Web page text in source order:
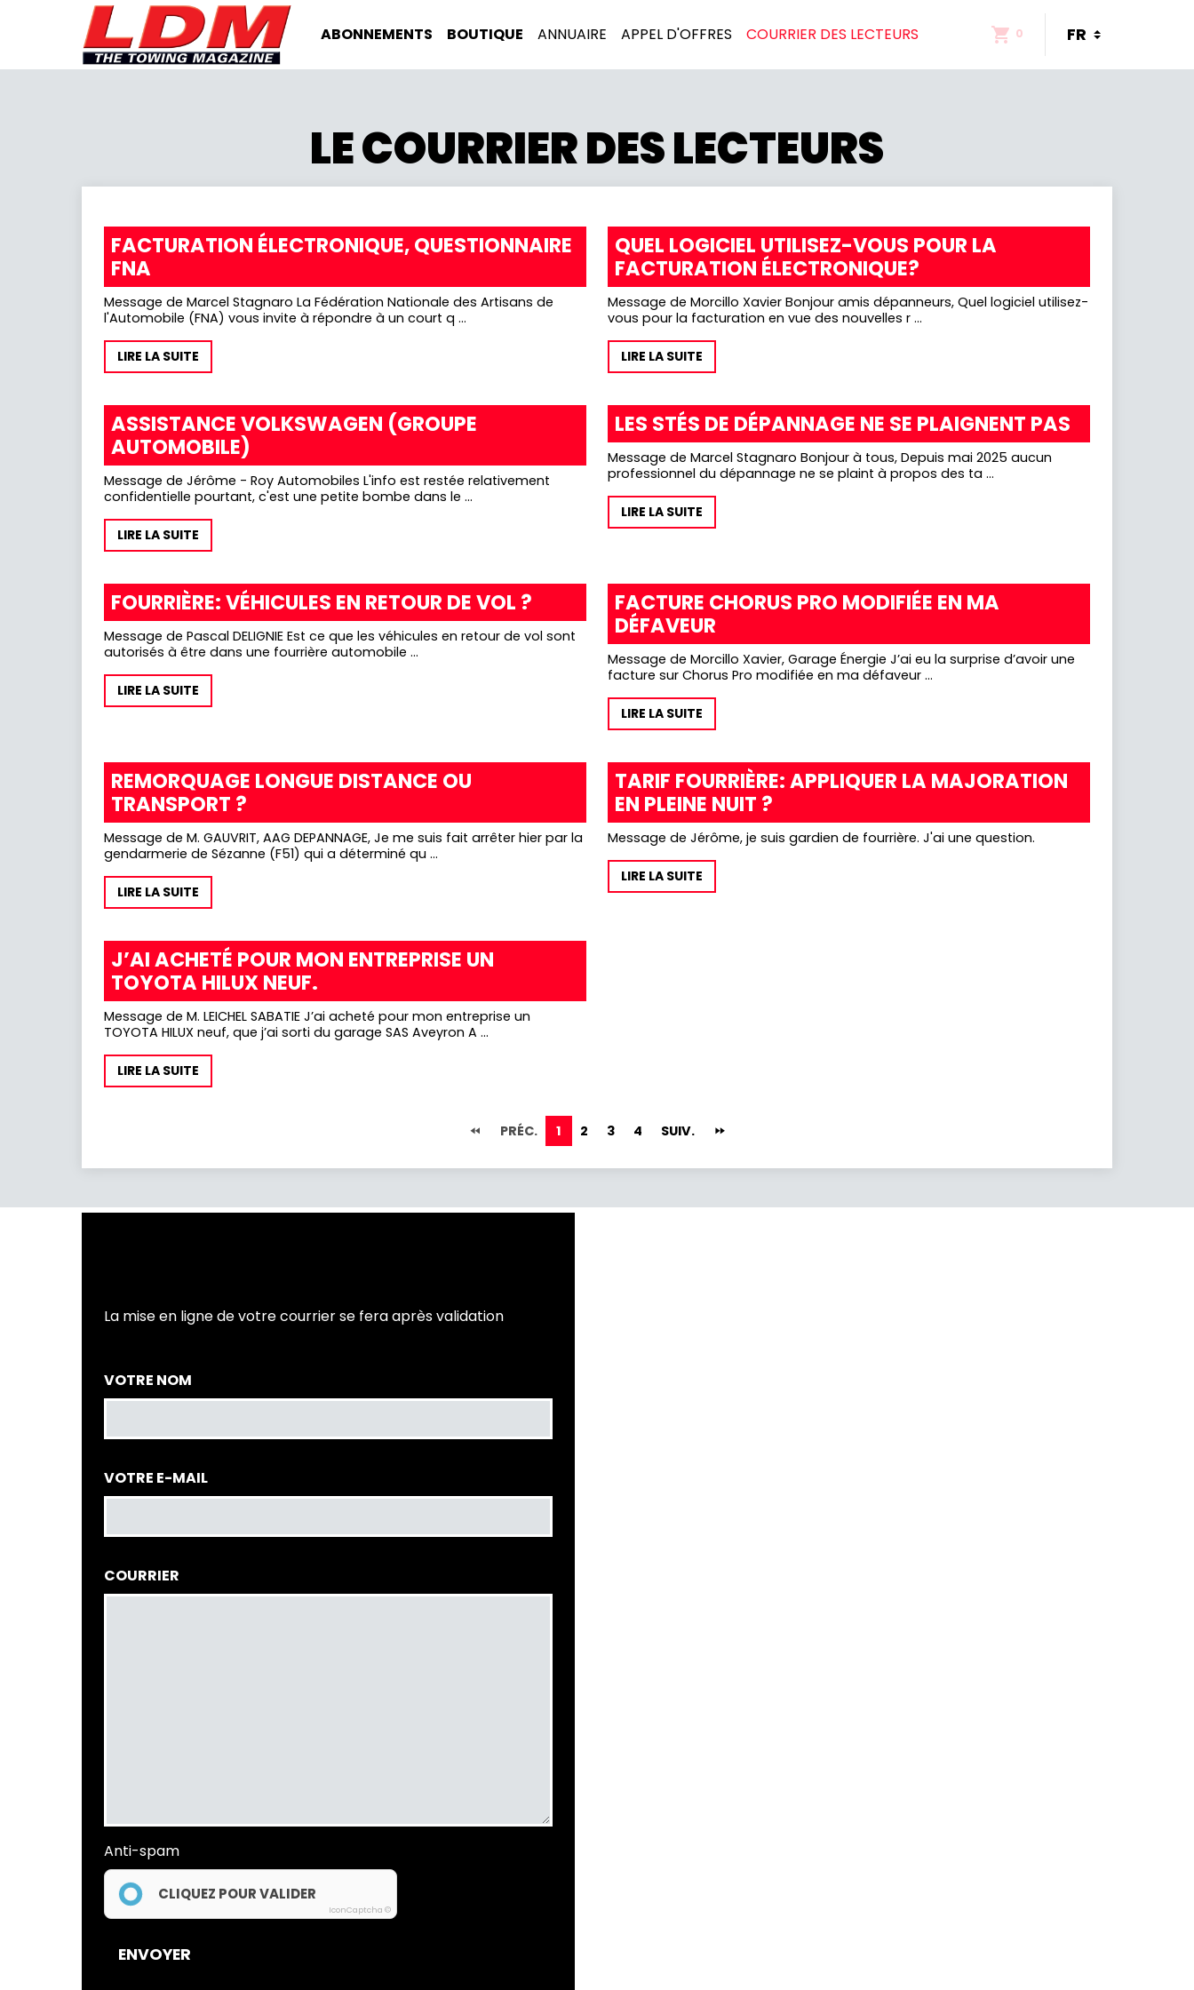
ABONNEMENTS BOUTIQUE ANNUAIRE APPEL D'OFFRES COURRIER DES LECTEURS 0
LE COURRIER DES LECTEURS
FACTURATION ÉLECTRONIQUE, QUESTIONNAIRE
FNA
Message de Marcel Stagnaro La Fédération Nationale des Artisans de
l'Automobile (FNA) vous invite à répondre à un court q ...
LIRE LA SUITE
QUEL LOGICIEL UTILISEZ-VOUS POUR LA
FACTURATION ÉLECTRONIQUE?
Message de Morcillo Xavier Bonjour amis dépanneurs, Quel logiciel utilisez-
vous pour la facturation en vue des nouvelles r ...
LIRE LA SUITE
ASSISTANCE VOLKSWAGEN (GROUPE
AUTOMOBILE)
Message de Jérôme - Roy Automobiles L'info est restée relativement
confidentielle pourtant, c'est une petite bombe dans le ...
LIRE LA SUITE
LES STÉS DE DÉPANNAGE NE SE PLAIGNENT PAS
Message de Marcel Stagnaro Bonjour à tous, Depuis mai 2025 aucun
professionnel du dépannage ne se plaint à propos des ta ...
LIRE LA SUITE
FOURRIÈRE: VÉHICULES EN RETOUR DE VOL ?
Message de Pascal DELIGNIE Est ce que les véhicules en retour de vol sont
autorisés à être dans une fourrière automobile ...
LIRE LA SUITE
FACTURE CHORUS PRO MODIFIÉE EN MA
DÉFAVEUR
Message de Morcillo Xavier, Garage Énergie J’ai eu la surprise d’avoir une
facture sur Chorus Pro modifiée en ma défaveur ...
LIRE LA SUITE
REMORQUAGE LONGUE DISTANCE OU
TRANSPORT ?
Message de M. GAUVRIT, AAG DEPANNAGE, Je me suis fait arrêter hier par la
gendarmerie de Sézanne (F51) qui a déterminé qu ...
LIRE LA SUITE
TARIF FOURRIÈRE: APPLIQUER LA MAJORATION
EN PLEINE NUIT ?
Message de Jérôme, je suis gardien de fourrière. J'ai une question.
LIRE LA SUITE
J’AI ACHETÉ POUR MON ENTREPRISE UN
TOYOTA HILUX NEUF.
Message de M. LEICHEL SABATIE J’ai acheté pour mon entreprise un
TOYOTA HILUX neuf, que j’ai sorti du garage SAS Aveyron A ...
LIRE LA SUITE
PRÉC. 1 2 3 4 SUIV.
La mise en ligne de votre courrier se fera après validation
VOTRE NOM
VOTRE E-MAIL
COURRIER
Anti-spam
CLIQUEZ POUR VALIDER
IconCaptcha ©
ENVOYER